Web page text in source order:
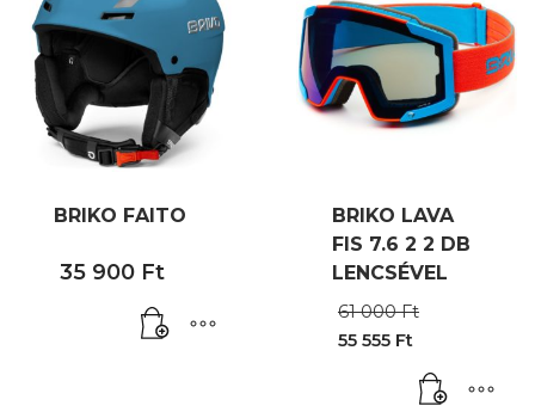
BRIKO FAITO
35 900 Ft
BRIKO LAVA
FIS 7.6 2 2 DB
LENCSÉVEL
61 000Ft
61
000 Ft.
55 555 Ft